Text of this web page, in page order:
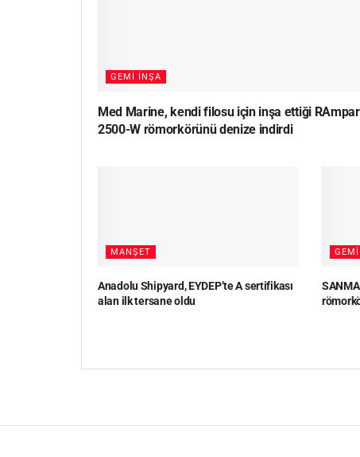
GEMI İNŞA
Med Marine, kendi filosu için inşa ettiği
2500-W römorkörünü denize indirdi
MANŞET
Anadolu Shipyard, EYDEP’te A sertifikası
alan ilk tersane oldu